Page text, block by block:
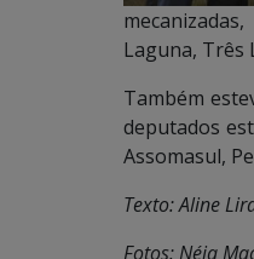
Laguna, Três
Também
deputados
Assomasul,
Texto: Aline
Fotos: Néia